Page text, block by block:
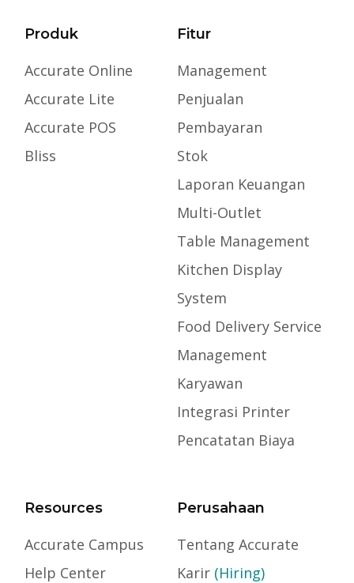
Produk
Accurate Online
Accurate Lite
Accurate POS
Bliss
Fitur
Management
Penjualan
Pembayaran
Stok
Laporan Keuangan
Multi-Outlet
Table Management
Kitchen Display
System
Food Delivery Service
Management
Karyawan
Integrasi Printer
Pencatatan Biaya
Resources
Accurate Campus
Help Center
Perusahaan
Tentang Accurate
Karir (Hiring)